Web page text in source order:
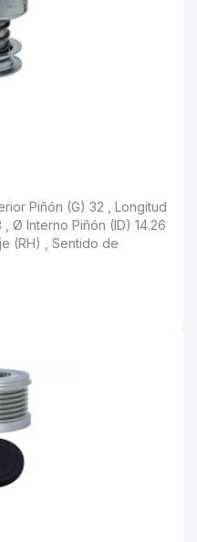
Piñón (G) 32 , Longitud
, Ø Interno Piñón (ID) 14.26
(RH) , Sentido de